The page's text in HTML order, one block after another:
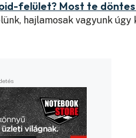
felület? Most te
hajlamosak vagyunk